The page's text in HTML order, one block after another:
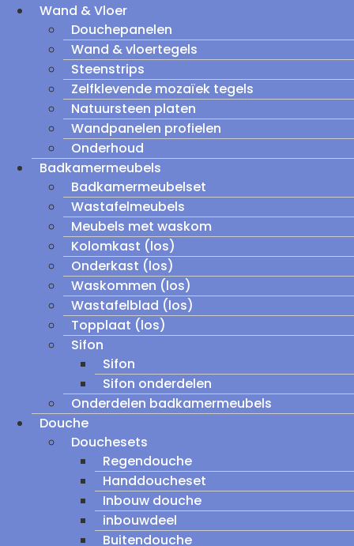
Wand & Vloer
Douchepanelen
Wand & vloertegels
Steenstrips
Zelfklevende mozaïek tegels
Natuursteen platen
Wandpanelen profielen
Onderhoud
Badkamermeubels
Badkamermeubelset
Wastafelmeubels
Meubels met waskom
Kolomkast (los)
Onderkast (los)
Waskommen (los)
Wastafelblad (los)
Topplaat (los)
Sifon
Sifon
Sifon onderdelen
Onderdelen badkamermeubels
Douche
Douchesets
Regendouche
Handdoucheset
Inbouw douche
inbouwdeel
Buitendouche